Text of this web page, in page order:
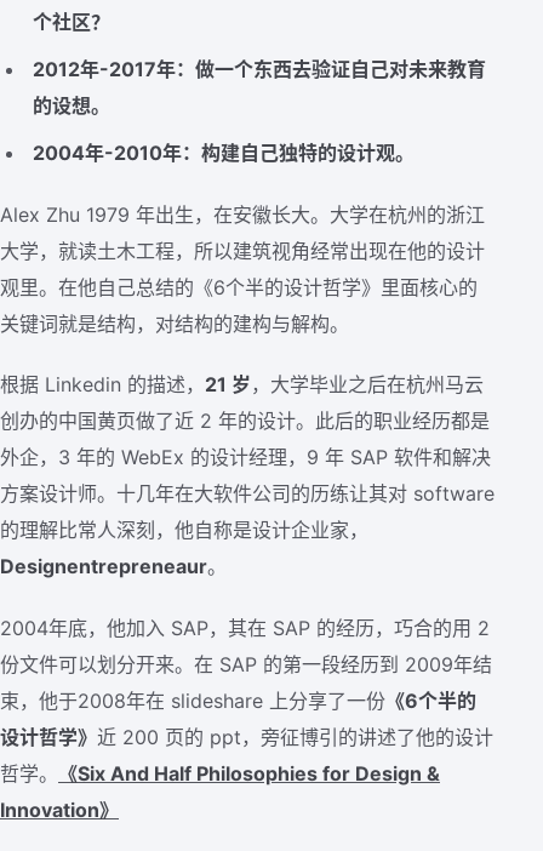
个社区？
2012年-2017年：做一个东西去验证自己对未来教育
的设想。
2004年-2010年：构建自己独特的设计观。
Alex Zhu 1979 年出生，在安徽长大。大学在杭州的浙江
大学，就读土木工程，所以建筑视角经常出现在他的设计
观里。在他自己总结的《6个半的设计哲学》里面核心的
关键词就是结构，对结构的建构与解构。
根据 Linkedin 的描述， 21 岁 ，大学毕业之后在杭州马云
创办的中国黄页做了近 2 年的设计。此后的职业经历都是
外企，3 年的 WebEx 的设计经理，9 年 SAP 软件和解决
方案设计师。十几年在大软件公司的历练让其对 software
的理解比常人深刻，他自称是设计企业家，
Designentrepreneaur。
2004年底，他加入 SAP，其在 SAP 的经历，巧合的用 2
份文件可以划分开来。在 SAP 的第一段经历到 2009年结
束，他于2008年在 slideshare 上分享了一份 《6个半的
设计哲学》 近 200 页的 ppt，旁征博引的讲述了他的设计
哲学。
《Six And Half Philosophies for Design &
Innovation》